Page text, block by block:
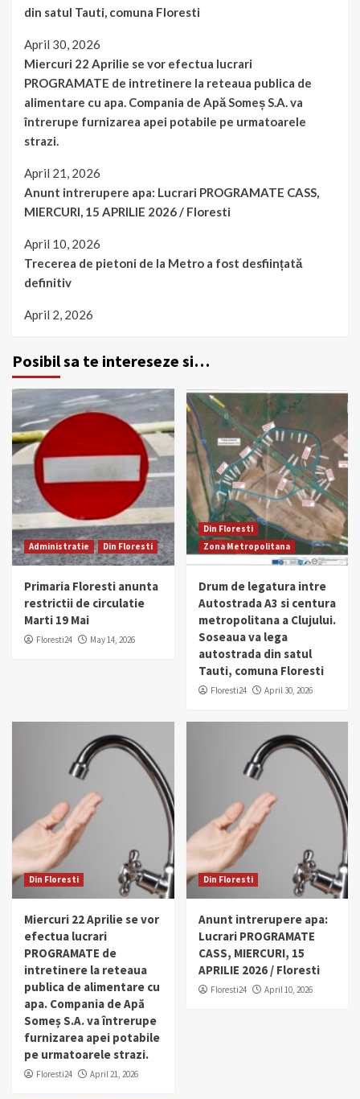
din satul Tauti, comuna Floresti
April 30, 2026
Miercuri 22 Aprilie se vor efectua lucrari
PROGRAMATE de intretinere la reteaua publica de
alimentare cu apa. Compania de Apă Someș S.A. va
întrerupe furnizarea apei potabile pe urmatoarele
strazi.
April 21, 2026
Anunt intrerupere apa: Lucrari PROGRAMATE CASS,
MIERCURI, 15 APRILIE 2026 / Floresti
April 10, 2026
Trecerea de pietoni de la Metro a fost desființată
definitiv
April 2, 2026
Posibil sa te intereseze si…
Administratie Din Floresti
Primaria Floresti anunta
restrictii de circulatie
Marti 19 Mai
Floresti24 May 14, 2026
Din Floresti
Zona Metropolitana
Drum de legatura intre
Autostrada A3 si centura
metropolitana a Clujului.
Soseaua va lega
autostrada din satul
Tauti, comuna Floresti
Floresti24 April 30, 2026
Din Floresti
Miercuri 22 Aprilie se vor
efectua lucrari
PROGRAMATE de
intretinere la reteaua
publica de alimentare cu
apa. Compania de Apă
Someș S.A. va întrerupe
furnizarea apei potabile
pe urmatoarele strazi.
Floresti24 April 21, 2026
Din Floresti
Anunt intrerupere apa:
Lucrari PROGRAMATE
CASS, MIERCURI, 15
APRILIE 2026 / Floresti
Floresti24 April 10, 2026